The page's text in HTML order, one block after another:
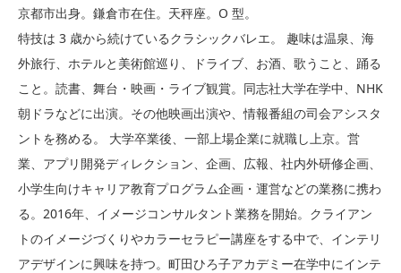
京都市出身。鎌倉市在住。天秤座。O 型。
特技は 3 歳から続けているクラシックバレエ。 趣味は温泉、海
外旅行、ホテルと美術館巡り、ドライブ、お酒、歌うこと、踊る
こと。読書、舞台・映画・ライブ観賞。同志社大学在学中、NHK
朝ドラなどに出演。その他映画出演や、情報番組の司会アシスタ
ントを務める。 大学卒業後、一部上場企業に就職し上京。営
業、アプリ開発ディレクション、企画、広報、社内外研修企画、
小学生向けキャリア教育プログラム企画・運営などの業務に携わ
る。2016年、イメージコンサルタント業務を開始。クライアン
トのイメージづくりやカラーセラピー講座をする中で、インテリ
アデザインに興味を持つ。町田ひろ子アカデミー在学中にインテ